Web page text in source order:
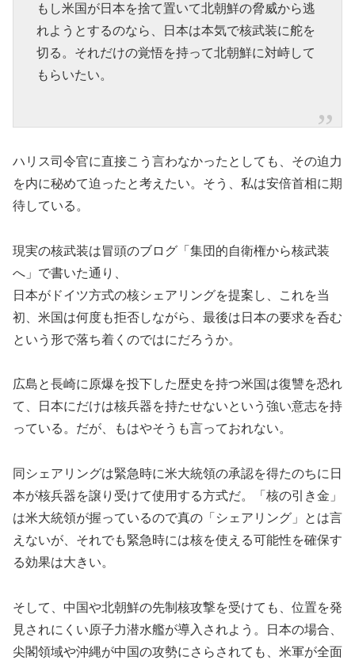
もし米国が日本を捨て置いて北朝鮮の脅威から逃
れようとするのなら、日本は本気で核武装に舵を
切る。それだけの覚悟を持って北朝鮮に対峙して
もらいたい。
ハリス司令官に直接こう言わなかったとしても、その迫力
を内に秘めて迫ったと考えたい。そう、私は安倍首相に期
待している。
現実の核武装は冒頭のブログ「集団的自衛権から核武装
へ」で書いた通り、
日本がドイツ方式の核シェアリングを提案し、これを当
初、米国は何度も拒否しながら、最後は日本の要求を呑む
という形で落ち着くのではにだろうか。
広島と長崎に原爆を投下した歴史を持つ米国は復讐を恐れ
て、日本にだけは核兵器を持たせないという強い意志を持
っている。だが、もはやそうも言っておれない。
同シェアリングは緊急時に米大統領の承認を得たのちに日
本が核兵器を譲り受けて使用する方式だ。「核の引き金」
は米大統領が握っているので真の「シェアリング」とは言
えないが、それでも緊急時には核を使える可能性を確保す
る効果は大きい。
そして、中国や北朝鮮の先制核攻撃を受けても、位置を発
見されにくい原子力潜水艦が導入されよう。日本の場合、
尖閣領域や沖縄が中国の攻勢にさらされても、米軍が全面